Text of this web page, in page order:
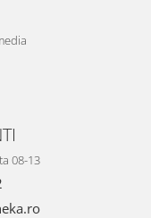
08-13